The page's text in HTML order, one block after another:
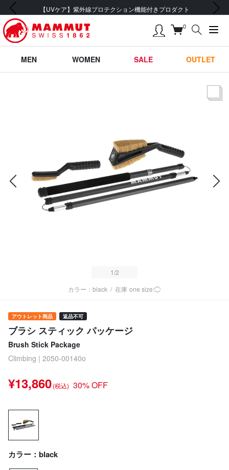
【UVケア】紫外線プロテクション機能付きプロダクト
前の画像 次の画像
0
MEN WOMEN SALE OUTLET
前の画像
1/2
カラー：black / 在庫 one size:◯
アウトレット商品 返品不可
ブラシ スティック パッケージ
Brush Stick Package
Climbing | 2050-00140o
¥13,860(税込) 30% OFF
カラー：black